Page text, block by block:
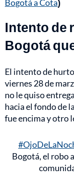
Bogotá a Cota)
Intento de
Bogotá
El intento de
viernes 28 de
no le quiso
hacia el fondo de
fue encima y otro
Bogotá, el robo